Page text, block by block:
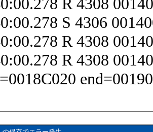
S 4306
R 4308
R 4308